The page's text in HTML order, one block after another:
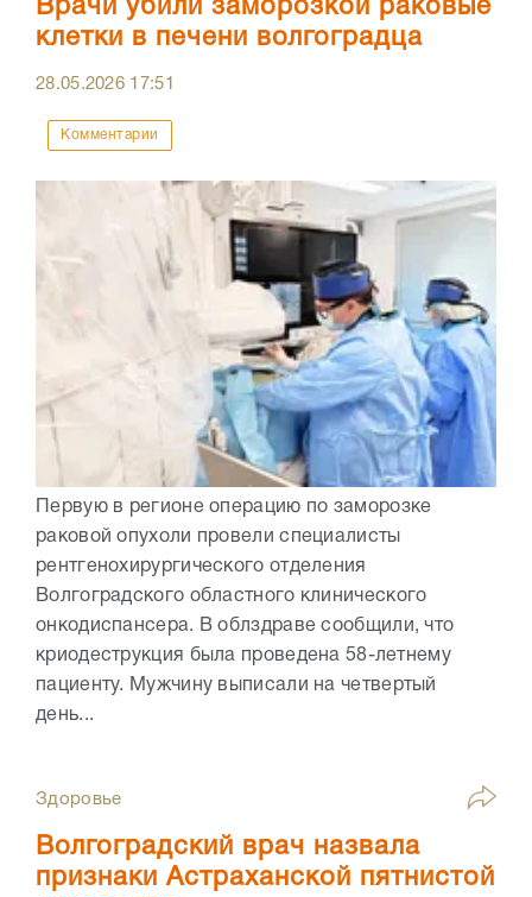
Врачи убили заморозкой раковые
клетки в печени волгоградца
28.05.2026 17:51
Комментарии
Первую в регионе операцию по заморозке
раковой опухоли провели специалисты
рентгенохирургического отделения
Волгоградского областного клинического
онкодиспансера. В облздраве сообщили, что
криодеструкция была проведена 58-летнему
пациенту. Мужчину выписали на четвертый
день...
Здоровье
Волгоградский врач назвала
признаки Астраханской пятнистой